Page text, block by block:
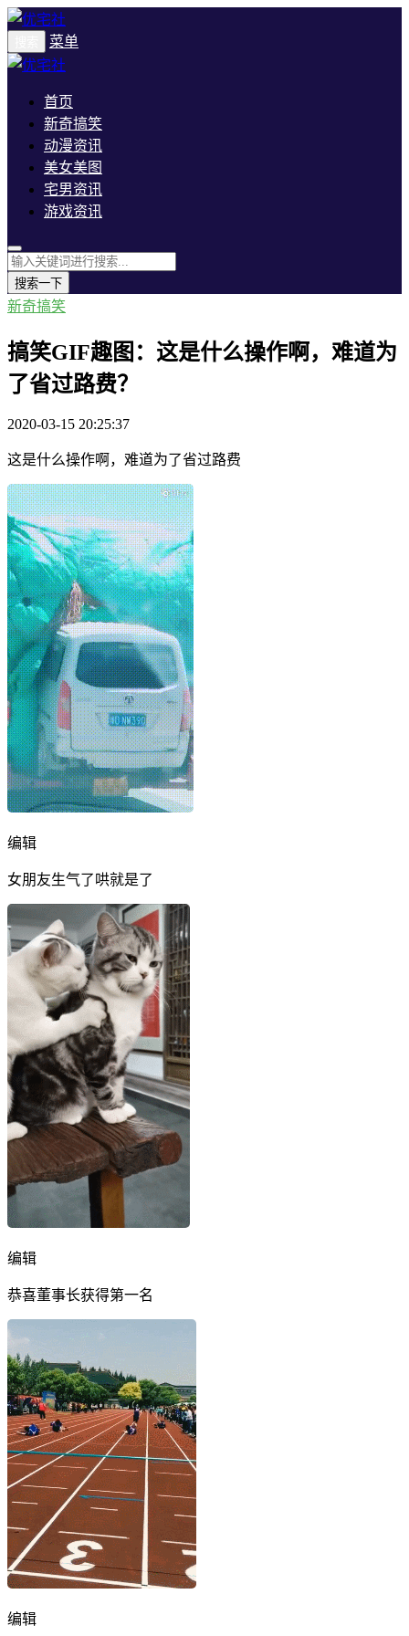
菜单
首页
新奇搞笑
动漫资讯
美女美图
宅男资讯
游戏资讯
搜索一下
新奇搞笑
搞笑GIF趣图：这是什么操作啊，难道为
了省过路费？
2020-03-15 20:25:37
这是什么操作啊，难道为了省过路费
编辑
女朋友生气了哄就是了
编辑
恭喜董事长获得第一名
编辑